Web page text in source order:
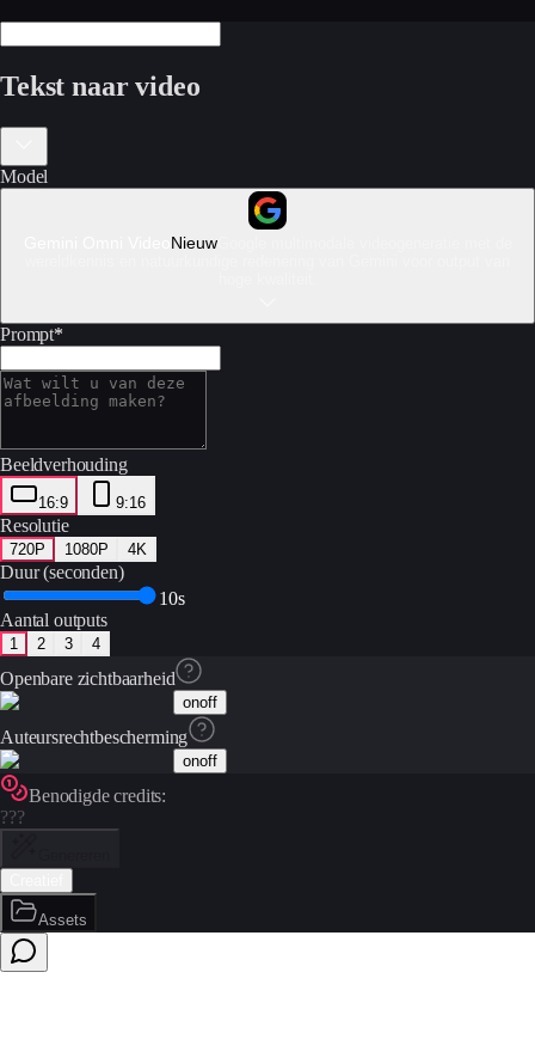
Tekst naar video
Model
NieuwGoogle multimodale videogeneratie met de
Prompt*
Beeldverhouding
16:9 9:16
Resolutie
720P 1080P 4K
Duur (seconden)
10s
Aantal outputs
1 2 3 4
Openbare zichtbaarheid
onoff
Auteursrechtbescherming
onoff
Benodigde credits:
???
Assets